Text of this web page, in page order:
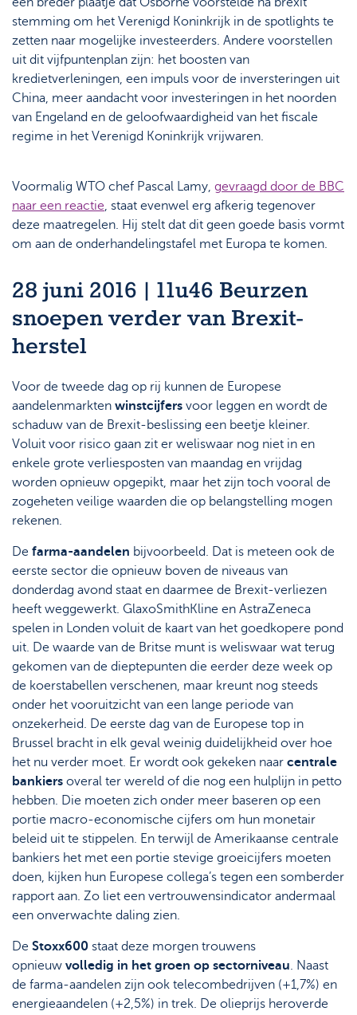
stemming om het Verenigd Koninkrijk in de spotlights te
zetten naar mogelijke investeerders. Andere voorstellen
uit dit vijfpuntenplan zijn: het boosten van
kredietverleningen, een impuls voor de inversteringen uit
China, meer aandacht voor investeringen in het noorden
van Engeland en de geloofwaardigheid van het fiscale
regime in het Verenigd Koninkrijk vrijwaren.
Voormalig WTO chef Pascal Lamy, gevraagd door de BBC
naar een reactie, staat evenwel erg afkerig tegenover
deze maatregelen. Hij stelt dat dit geen goede basis vormt
om aan de onderhandelingstafel met Europa te komen.
28 juni 2016 | 11u46 Beurzen
snoepen verder van Brexit-
herstel
Voor de tweede dag op rij kunnen de Europese
aandelenmarkten winstcijfers voor leggen en wordt de
schaduw van de Brexit-beslissing een beetje kleiner.
Voluit voor risico gaan zit er weliswaar nog niet in en
enkele grote verliesposten van maandag en vrijdag
worden opnieuw opgepikt, maar het zijn toch vooral de
zogeheten veilige waarden die op belangstelling mogen
rekenen.
De farma-aandelen bijvoorbeeld. Dat is meteen ook de
eerste sector die opnieuw boven de niveaus van
donderdag avond staat en daarmee de Brexit-verliezen
heeft weggewerkt. GlaxoSmithKline en AstraZeneca
spelen in Londen voluit de kaart van het goedkopere pond
uit. De waarde van de Britse munt is weliswaar wat terug
gekomen van de dieptepunten die eerder deze week op
de koerstabellen verschenen, maar kreunt nog steeds
onder het vooruitzicht van een lange periode van
onzekerheid. De eerste dag van de Europese top in
Brussel bracht in elk geval weinig duidelijkheid over hoe
het nu verder moet. Er wordt ook gekeken naar centrale
bankiers overal ter wereld of die nog een hulplijn in petto
hebben. Die moeten zich onder meer baseren op een
portie macro-economische cijfers om hun monetair
beleid uit te stippelen. En terwijl de Amerikaanse centrale
bankiers het met een portie stevige groeicijfers moeten
doen, kijken hun Europese collega’s tegen een somberder
rapport aan. Zo liet een vertrouwensindicator andermaal
een onverwachte daling zien.
De Stoxx600 staat deze morgen trouwens
opnieuw volledig in het groen op sectorniveau. Naast
de farma-aandelen zijn ook telecombedrijven (+1,7%) en
energieaandelen (+2,5%) in trek. De olieprijs heroverde